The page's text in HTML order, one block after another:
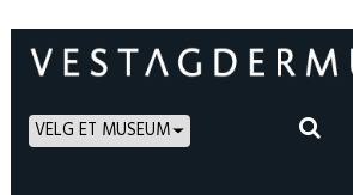
VELG ET MUSEUM